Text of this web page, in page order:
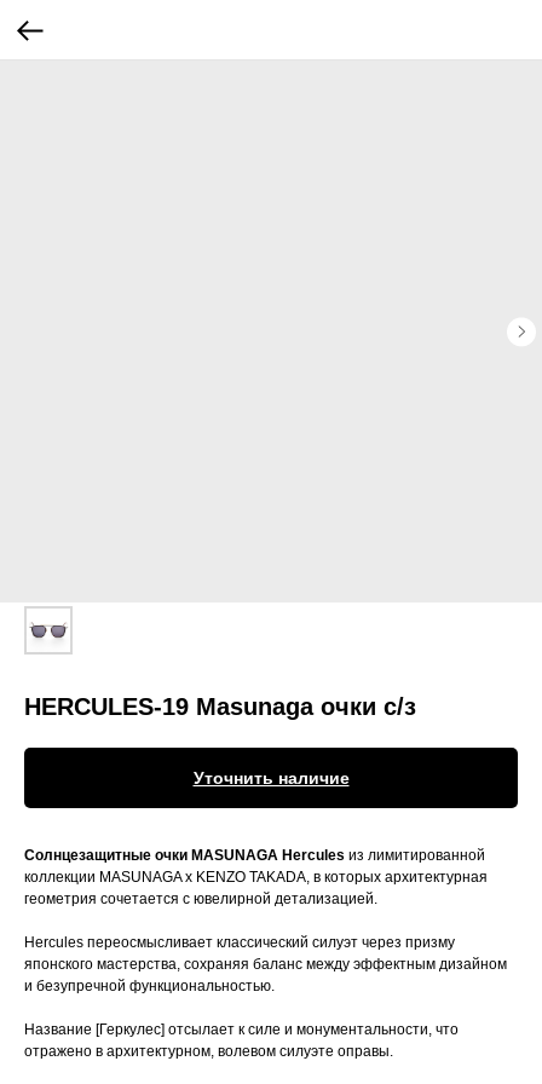
HERCULES-19 Masunaga очки с/з
Уточнить наличие
Солнцезащитные очки MASUNAGA Hercules из лимитированной
коллекции MASUNAGA x KENZO TAKADA, в которых архитектурная
геометрия сочетается с ювелирной детализацией.
Hercules переосмысливает классический силуэт через призму
японского мастерства, сохраняя баланс между эффектным дизайном
и безупречной функциональностью.
Название [Геркулес] отсылает к силе и монументальности, что
отражено в архитектурном, волевом силуэте оправы.